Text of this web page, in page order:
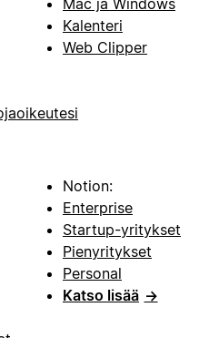
Kalenteri
Web Clipper
Notion:
Enterprise
Startup-yritykset
Pienyritykset
Personal
Katso lisää →